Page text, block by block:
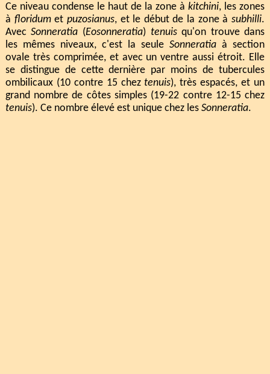
Ce niveau condense le haut de la zone àkitchini, les zones
à floridumet puzosianus, et le début de la zone àsubhilli.
AvecSonneratia (Eosonneratia) tenuisqu'on trouve dans
les mêmes niveaux, c'est la seuleSonneratia à section
ovale très comprimée, et avec un ventre aussi étroit. Elle
se distingue de cette dernière par moins de tubercules
ombilicaux (10 contre 15 cheztenuis), très espacés, et un
grand nombre de côtes simples (19-22 contre 12-15 chez
tenuis). Ce nombre élevé est unique chez les Sonneratia.